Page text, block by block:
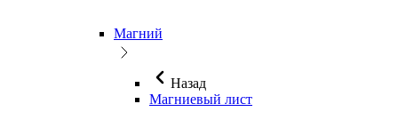
Магний
Назад
Магниевый лист